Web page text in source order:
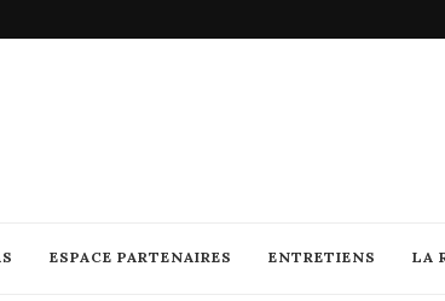
ESPACE PARTENAIRES ENTRETIENS LA